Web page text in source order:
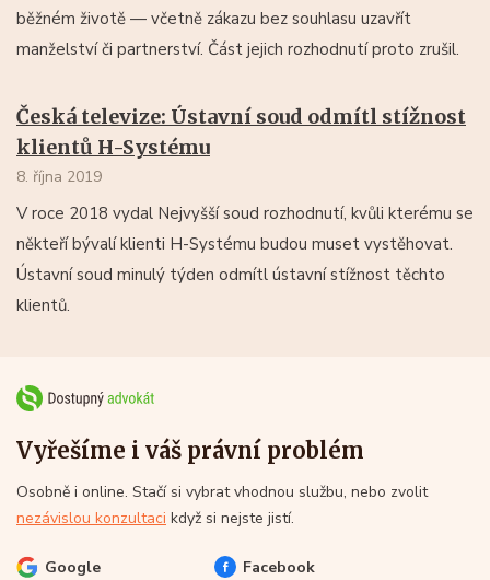
běžném životě — včetně zákazu bez souhlasu uzavřít
manželství či partnerství. Část jejich rozhodnutí proto zrušil.
Česká televize: Ústavní soud odmítl stížnost
klientů H-Systému
8. října 2019
V roce 2018 vydal Nejvyšší soud rozhodnutí, kvůli kterému se
někteří bývalí klienti H-Systému budou muset vystěhovat.
Ústavní soud minulý týden odmítl ústavní stížnost těchto
klientů.
Vyřešíme i váš právní problém
Osobně i online. Stačí si vybrat vhodnou službu, nebo zvolit
nezávislou konzultaci když si nejste jistí.
Google Facebook